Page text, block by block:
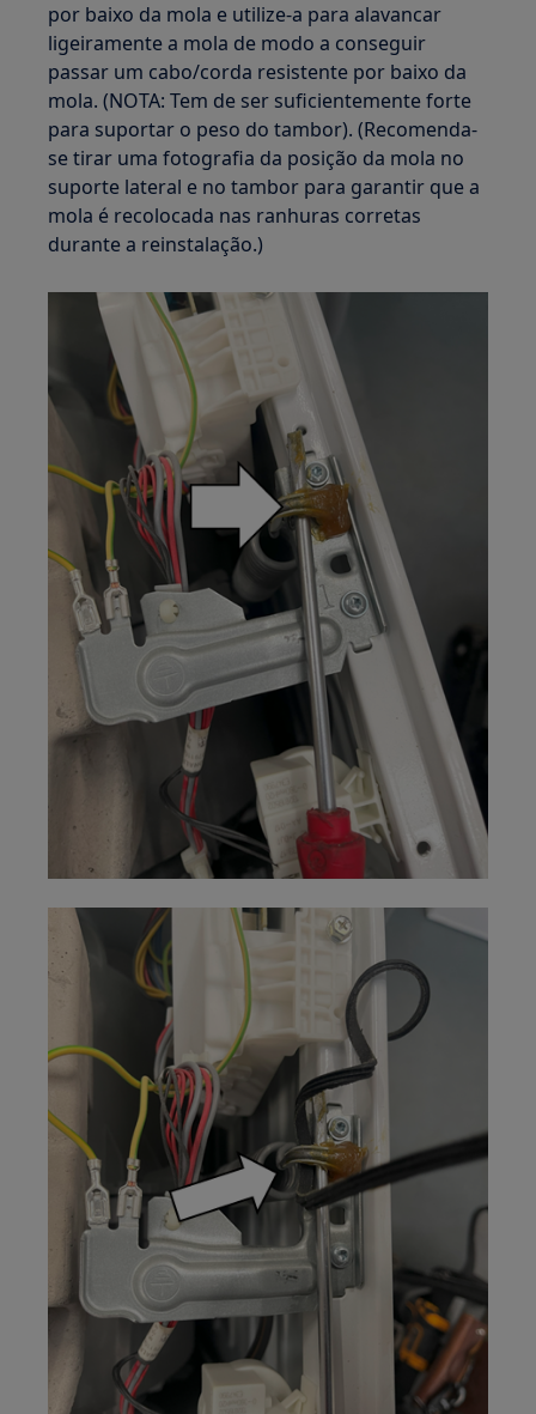
por baixo da mola e utilize-a para alavancar
ligeiramente a mola de modo a conseguir
passar um cabo/corda resistente por baixo da
mola. (NOTA: Tem de ser suficientemente forte
para suportar o peso do tambor). (Recomenda-
se tirar uma fotografia da posição da mola no
suporte lateral e no tambor para garantir que a
mola é recolocada nas ranhuras corretas
durante a reinstalação.)